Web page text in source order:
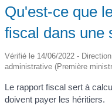
Qu'est-ce que
fiscal dans une
Vérifié le 14/06/2022 -
administrative (Première
Le rapport fiscal sert à
doivent payer les héritiers.